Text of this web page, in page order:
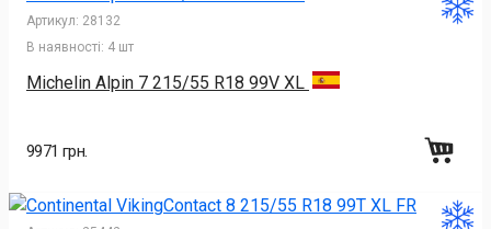
Артикул: 28132
В наявності: 4 шт
Michelin Alpin 7 215/55 R18 99V XL
9971 грн.